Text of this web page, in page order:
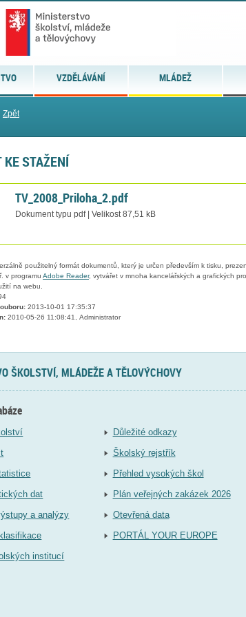
VZDĚLÁVÁNÍ MLÁDEŽ
Zpět
KE STAŽENÍ
TV_2008_Priloha_2.pdf
Dokument typu pdf | Velikost 87,51 kB
použitelný formát dokumentů, který je určen především k tisku,
v programu Adobe Reader, vytvářet v mnoha kancelářských a grafických
na webu.
2013-10-01 17:35:37
2010-05-26 11:08:41, Administrator
ŠKOLSTVÍ, MLÁDEŽE A TĚLOVÝCHOVY
dat
a analýzy
institucí
Důležité odkazy
Školský rejstřík
Přehled vysokých škol
Plán veřejných zakázek 2026
Otevřená data
PORTÁL YOUR EUROPE